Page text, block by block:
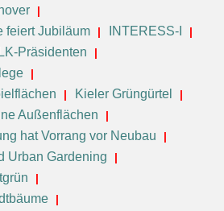
feiert Jubiläum
INTERESS-I
Präsidenten
Kieler Grüngürtel
Außenflächen
hat Vorrang vor Neubau
Urban Gardening